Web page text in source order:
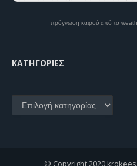
πρόγνωση καιρού από το
KΑΤΗΓΟΡΊΕΣ
Kατηγορίες
© Copyright 2020